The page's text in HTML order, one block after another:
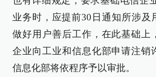
业务时，应提前30日通知所涉及
做好用户善后工作，在此基础上
企业向工业和信息化部申请注销
信息化部将依程序予以审批。